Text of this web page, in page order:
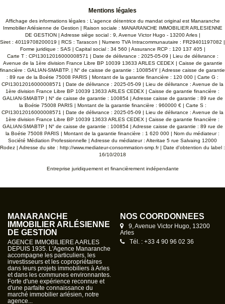
Mentions légales
Affichage des informations légales : L'agence détentrice du mandat original est Manaranche
Immobilier Arlésienne de Gestion | Raison sociale : MANARANCHE IMMOBILIER ARLESIENNE
DE GESTION | Adresse siège social : 9, Avenue Victor Hugo - 13200 Arles |
Siret : 40119708200019 | RCS : Tarascon | Numero TVA Intracommunautaire : FR29401197082 |
Forme juridique : SAS | Capital social : 34 560 | Assurance RCP : 120 137 405 |
Carte T : CPI13012016000008571 | Date de délivrance : 2025-05-09 | Lieu de délivrance :
Avenue de la 1ère division France Libre BP 10039 13633 ARLES CEDEX | Caisse de garantie
financière : GALIAN-SMABTP. | N° de caisse de garantie : 100854Y | Adresse caisse de garantie
: 89 rue de la Boétie 75008 PARIS | Montant de la garantie financière : 120 000 | Carte G :
CPI13012016000008571 | Date de délivrance : 2025-05-09 | Lieu de délivrance : Avenue de la
1ère division France Libre BP 10039 13633 ARLES CEDEX | Caisse de garantie financière :
GALIAN-SMABTP | N° de caisse de garantie : 100854 | Adresse caisse de garantie : 89 rue de
la Boétie 75008 PARIS | Montant de la garantie financière : 960000 € | Carte S :
CPI13012016000008571 | Date de délivrance : 2025-05-09 | Lieu de délivrance : Avenue de la
1ère division France Libre BP 10039 13633 ARLES CEDEX | Caisse de garantie financière :
GALIAN-SMABTP | N° de caisse de garantie : 100854 | Adresse caisse de garantie : 89 rue de
la Boétie 75008 PARIS | Montant de la garantie financière : 1 620 000 | Nom du médiateur :
Société Médiation Professionnelle | Adresse du médiateur : Alteritae 5 rue Salvaing 12000
Rodez | Adresse du site : http://www.mediateur-consommation-smp.fr| Date d'obtention du label :
16/10/2018
Entreprise juridiquement et financièrement indépendante
MANARANCHE
IMMOBILIER ARLÉSIENNE
DE GESTION
AGENCE IMMOBILIERE A ARLES
DEPUIS 1935. L'Agence Manaranche
accompagne les particuliers, les
investisseurs et les copropriétaires
dans leurs projets immobiliers à Arles
et dans les communes environnantes.
Forte d'une expérience reconnue et
d'une parfaite connaissance du
marché immobilier arlésien, notre
agence...
NOS COORDONNÉES
9, Avenue Victor Hugo, 13200
Arles
Tél. : +33 4 90 96 02 36